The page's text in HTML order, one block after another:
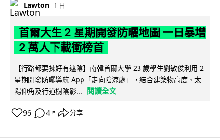
Lawton 1 日
首爾大生 2 星期開發防曬地圖 一日暴增
2 萬人下載衝榜首
【行路都要揀好有遮陰】南韓首爾大學 23 歲學生劉敏俊利用 2
星期開發防曬導航 App「走向陰涼處」，結合建築物高度、太
陽仰角及行道樹陰影...
閱讀全文
96 4 ↗ 分享